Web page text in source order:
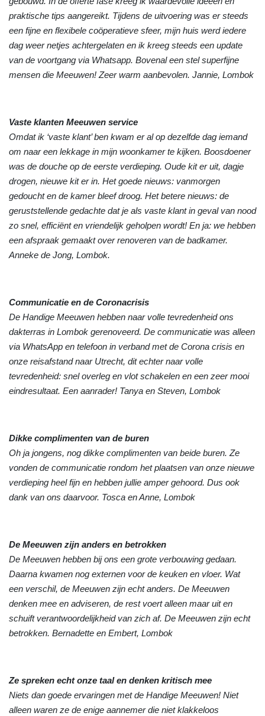
praktische tips aangereikt. Tijdens de uitvoering was er steeds
een fijne en flexibele coöperatieve sfeer, mijn huis werd iedere
dag weer netjes achtergelaten en ik kreeg steeds een update
van de voortgang via Whatsapp. Bovenal een stel superfijne
mensen die Meeuwen! Zeer warm aanbevolen. Jannie, Lombok
Vaste klanten Meeuwen service
Omdat ik ‘vaste klant’ ben kwam er al op dezelfde dag iemand
om naar een lekkage in mijn woonkamer te kijken. Boosdoener
was de douche op de eerste verdieping. Oude kit er uit, dagje
drogen, nieuwe kit er in. Het goede nieuws: vanmorgen
gedoucht en de kamer bleef droog. Het betere nieuws: de
geruststellende gedachte dat je als vaste klant in geval van nood
zo snel, efficiënt en vriendelijk geholpen wordt! En ja: we hebben
een afspraak gemaakt over renoveren van de badkamer.
Anneke de Jong, Lombok.
Communicatie en de Coronacrisis
De Handige Meeuwen hebben naar volle tevredenheid ons
dakterras in Lombok gerenoveerd. De communicatie was alleen
via WhatsApp en telefoon in verband met de Corona crisis en
onze reisafstand naar Utrecht, dit echter naar volle
tevredenheid: snel overleg en vlot schakelen en een zeer mooi
eindresultaat. Een aanrader! Tanya en Steven, Lombok
Dikke complimenten van de buren
Oh ja jongens, nog dikke complimenten van beide buren. Ze
vonden de communicatie rondom het plaatsen van onze nieuwe
verdieping heel fijn en hebben jullie amper gehoord. Dus ook
dank van ons daarvoor. Tosca en Anne, Lombok
De Meeuwen zijn anders en betrokken
De Meeuwen hebben bij ons een grote verbouwing gedaan.
Daarna kwamen nog externen voor de keuken en vloer. Wat
een verschil, de Meeuwen zijn echt anders. De Meeuwen
denken mee en adviseren, de rest voert alleen maar uit en
schuift verantwoordelijkheid van zich af. De Meeuwen zijn echt
betrokken. Bernadette en Embert, Lombok
Ze spreken echt onze taal en denken kritisch mee
Niets dan goede ervaringen met de Handige Meeuwen! Niet
alleen waren ze de enige aannemer die niet klakkeloos